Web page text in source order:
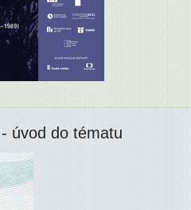
úvod do tématu